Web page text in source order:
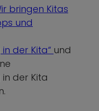
bringen Kitas
und
der Kita“ und
der Kita